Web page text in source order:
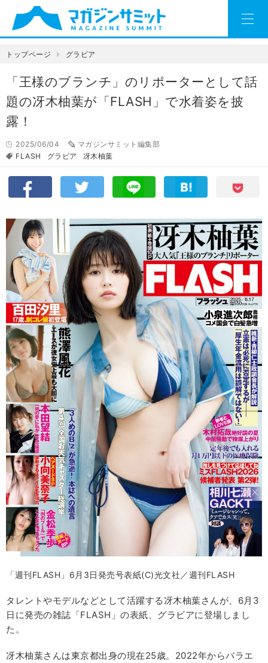
トップページ グラビア
「王様のブランチ」のリポーターとして話
題の冴木柚葉が「FLASH」で水着姿を披
露！
2025/06/04
マガジンサミット編集部
FLASH
グラビア 冴木柚葉
「週刊FLASH」6月3日発売号表紙(C)光文社／週刊FLASH
タレントやモデルなどとして活躍する冴木柚葉さんが、6月3
日に発売の雑誌「FLASH」の表紙、グラビアに登場しまし
た。
冴木柚葉さんは東京都出身の現在25歳。2022年からバラエ